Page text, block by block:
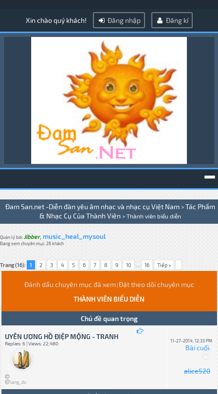
Xin chào quý khách! Đăng nhập Đăng kí
Đam San.net -Diễn đàn yêu âm nhạc và nhạc cụ Việt Nam > Tác Phẩm
& Nhạc Cụ Của Thành Viên > Thành viên biểu diễn
Quản lý bởi:Jibber,music_heal_mysoul
Đang xem chuyên mục: 26 khách
Trang (16): 1 2 3 4 5 6 7 8 9 10 ... 16 Tiếp »
Đánh dấu chuyên mục đã xem| Đặt theo dõi chuyên mục
THÀNH VIÊN BIỂU DIỄN
Chủ đề quan trọng
UYÊN ƯƠNG HỒ ĐIỆP MỘNG - TRANH
Replies: 6 | Views: 22,480
lang_du
11-27-2014, 12:33 PM
Bài cuối:
alice520